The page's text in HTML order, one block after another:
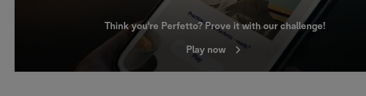
Think you're Perfetto? Prove it with our challenge!
Play now